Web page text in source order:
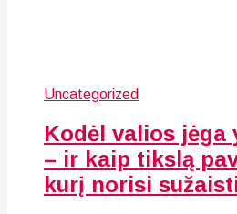
Uncategorized
Kodėl valios jėga
– ir kaip tikslą
kurį norisi